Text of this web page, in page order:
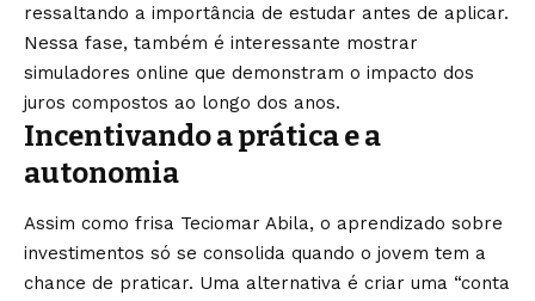
ressaltando a importância de estudar antes de aplicar.
Nessa fase, também é interessante mostrar
simuladores online que demonstram o impacto dos
juros compostos ao longo dos anos.
Incentivando a prática e a
autonomia
Assim como frisa Teciomar Abila, o aprendizado sobre
investimentos só se consolida quando o jovem tem a
chance de praticar. Uma alternativa é criar uma “conta